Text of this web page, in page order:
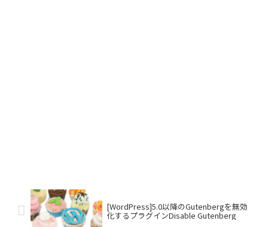
[WordPress]5.0以降のGutenbergを無効
化するプラグインDisable Gutenberg